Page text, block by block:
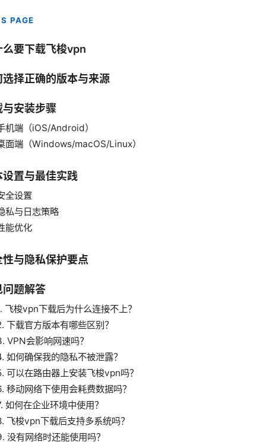
PAGE
么要下载飞梭vpn
选择正确的版本与来源
与安装步骤
机端（iOS/Android）
面端（Windows/macOS/Linux）
设置与最佳实践
全设置
私与日志策略
能优化
性与隐私保护要点
问题解答
飞梭vpn下载后为什么连接不上？
下载官方版本有哪些区别？
VPN会影响网速吗？
如何确保我的隐私不被泄露？
可以在路由器上安装飞梭vpn吗？
移动网络下使用会耗费数据吗？
如何在企业环境中使用？
飞梭vpn下载后支持多系统吗？
没有网络时还能使用吗？